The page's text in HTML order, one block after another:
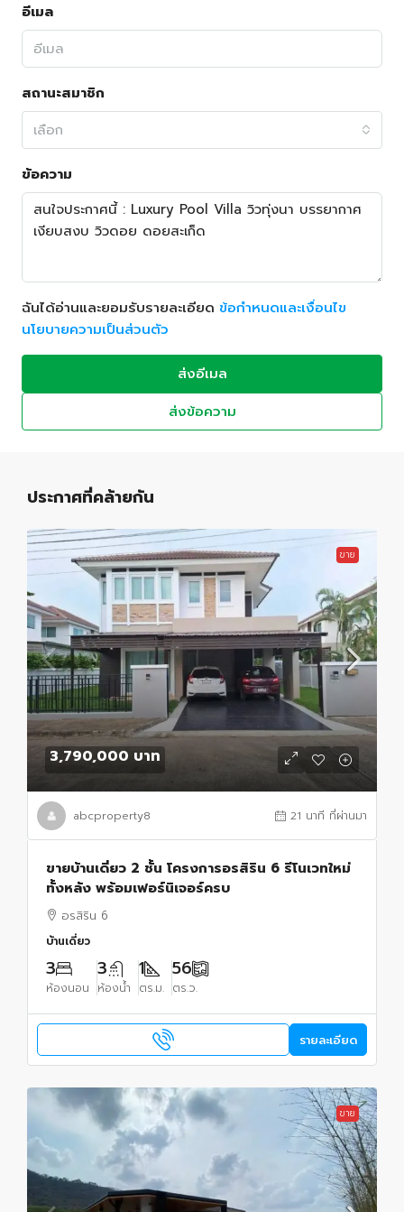
อีเมล
สถานะสมาชิก
เลือก
ข้อความ
ฉันได้อ่านและยอมรับรายละเอียด ข้อกำหนดและเงื่อนไข
นโยบายความเป็นส่วนตัว
ส่งอีเมล
ส่งข้อความ
ประกาศที่คล้ายกัน
ขาย
3,790,000 บาท
abcproperty8 21 นาที ที่ผ่านมา
ขายบ้านเดี่ยว 2 ชั้น โครงการอรสิริน 6 รีโนเวทใหม่
ทั้งหลัง พร้อมเฟอร์นิเจอร์ครบ
อรสิริน 6
บ้านเดี่ยว
3
ห้องนอน
3
ห้องน้ำ
1
ตร.ม.
56
ตร.ว.
รายละเอียด
ขาย